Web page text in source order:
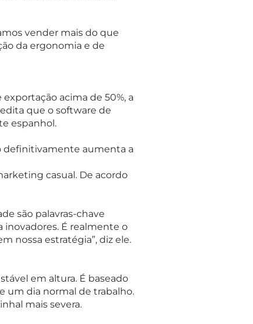
vender mais do que
da ergonomia e de
acima de 50%, a
que o software de
espanhol.
definitivamente aumenta a
casual. De acordo
são palavras-chave
É realmente o
nossa estratégia”, diz ele.
em altura. É baseado
um dia normal de trabalho.
mais severa.